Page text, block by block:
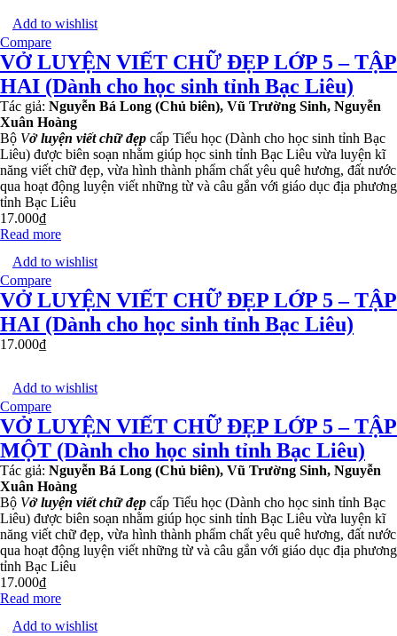
Add to wishlist
Compare
VỞ LUYỆN VIẾT CHỮ ĐẸP LỚP 5 – TẬP
HAI (Dành cho học sinh tỉnh Bạc Liêu)
Tác giả: Nguyễn Bá Long (Chủ biên), Vũ Trường Sinh, Nguyễn
Xuân Hoàng
Bộ Vở luyện viết chữ đẹp cấp Tiểu học (Dành cho học sinh tỉnh Bạc
Liêu) được biên soạn nhằm giúp học sinh tỉnh Bạc Liêu vừa luyện kĩ
năng viết chữ đẹp, vừa hình thành phẩm chất yêu quê hương, đất nước
qua hoạt động luyện viết những từ và câu gắn với giáo dục địa phương
tỉnh Bạc Liêu
17.000₫
Read more
Add to wishlist
Compare
VỞ LUYỆN VIẾT CHỮ ĐẸP LỚP 5 – TẬP
HAI (Dành cho học sinh tỉnh Bạc Liêu)
17.000₫
Add to wishlist
Compare
VỞ LUYỆN VIẾT CHỮ ĐẸP LỚP 5 – TẬP
MỘT (Dành cho học sinh tỉnh Bạc Liêu)
Tác giả: Nguyễn Bá Long (Chủ biên), Vũ Trường Sinh, Nguyễn
Xuân Hoàng
Bộ Vở luyện viết chữ đẹp cấp Tiểu học (Dành cho học sinh tỉnh Bạc
Liêu) được biên soạn nhằm giúp học sinh tỉnh Bạc Liêu vừa luyện kĩ
năng viết chữ đẹp, vừa hình thành phẩm chất yêu quê hương, đất nước
qua hoạt động luyện viết những từ và câu gắn với giáo dục địa phương
tỉnh Bạc Liêu
17.000₫
Read more
Add to wishlist